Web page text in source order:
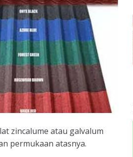
zincalume atau galvalum
permukaan atasnya.